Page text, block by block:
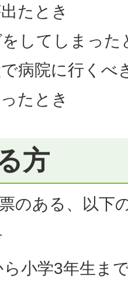
たとき
してしまった
で病院に行くべ
たとき
方
のある、以下
小学3年生ま